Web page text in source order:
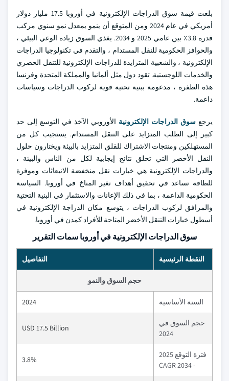
بلغت قيمة سوق الدراجات الإلكترونية في أوروبا 17.5 مليار دولار
أمريكي في عام 2024 ومن المتوقع أن ينمو بمعدل نمو سنوي مركب
قدره 3.8٪ بين عامي 2025 و 2034. يغذي السوق زيادة الوعي البيئي ،
والحوافز الحكومية للنقل المستدام ، والتقدم في تكنولوجيا الدراجات
الإلكترونية ، والشعبية المتزايدة للدراجات الإلكترونية للتنقل الحضري
والخدمات اللوجستية. تقود دول مثل ألمانيا والمملكة المتحدة وفرنسا
هذه الطفرة ، مدعومة ببنية تحتية قوية لركوب الدراجات وسياسات
داعمة.
يرجع سوق الدراجات الإلكترونية الأوروبي الآخذ في التوسع إلى حد
كبير إلى الطلب المتزايد على التنقل المستدام. يستجيب كل من
المستهلكين ومنتجات الاشتراك للقلق المتزايد بالبيئة ويختارون حلول
النقل الأخضر التي تخلق نتائج إيجابية لكل من الناس والبيئة ،
والدراجات الإلكترونية هي خيارات نقل منخفضة الانبعاثات وموفرة
للطاقة تساعد في تحقيق أهداف تغير المناخ في أوروبا. السياسة
الحكومية الداعمة ، بما في ذلك الإعانات والاستثمار في البنية التحتية
والمرافق لركوب الدراجات ، يتوسع مكان الدراجة الإلكترونية في
أسطول خيارات التنقل الأخضر المتاحة للأفراد كمدن في أوروبا.
سوق الدراجات الإلكترونية في أوروبا سمات التقرير
النقطة الرئيسية التفاصيل
حجم السوق والنمو
السنة الأساسية 2024
حجم السوق في
2024
USD 17.5 Billion
فترة التوقع 2025
- 2034 CAGR
3.8%